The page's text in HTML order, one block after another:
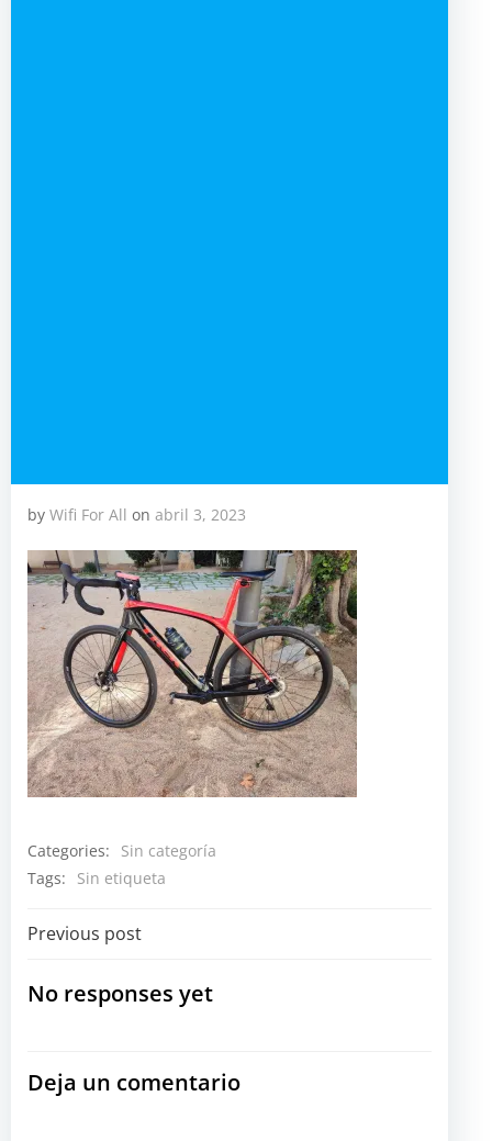
by Wifi For All on abril 3, 2023
Categories:
Sin categoría
Tags:
Sin etiqueta
Navegación
por
entradas
Previous post
No responses yet
Deja un comentario